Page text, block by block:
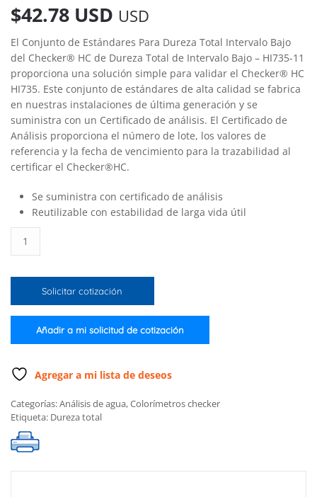
$42.78 USD USD
El Conjunto de Estándares Para Dureza Total Intervalo Bajo
del Checker® HC de Dureza Total de Intervalo Bajo – HI735-11
proporciona una solución simple para validar el Checker® HC
HI735. Este conjunto de estándares de alta calidad se fabrica
en nuestras instalaciones de última generación y se
suministra con un Certificado de análisis. El Certificado de
Análisis proporciona el número de lote, los valores de
referencia y la fecha de vencimiento para la trazabilidad al
certificar el Checker®HC.
Se suministra con certificado de análisis
Reutilizable con estabilidad de larga vida útil
para
Checker
dureza
total
bajo
Solicitar cotización
Añadir a mi solicitud de cotización
Agregar a mi lista de deseos
Categorías:Análisis de agua,Colorímetros checker
Etiqueta: Dureza total